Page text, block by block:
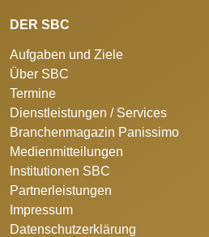
DER SBC
Aufgaben und Ziele
Über SBC
Termine
Dienstleistungen / Services
Branchenmagazin Panissimo
Medienmitteilungen
Institutionen SBC
Partnerleistungen
Impressum
Datenschutzerklärung